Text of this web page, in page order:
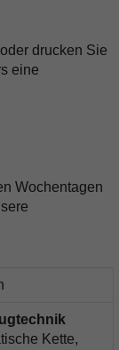
drucken Sie
eine
Wochentagen
Kette,